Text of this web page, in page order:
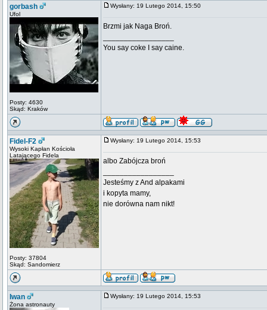
gorbash
Ufol
Posty: 4630
Skąd: Kraków
Wysłany: 19 Lutego 2014, 15:50
Brzmi jak Naga Broń.
You say coke I say caine.
Fidel-F2
Wysoki Kapłan Kościoła
Latającego Fidela
Posty: 37804
Skąd: Sandomierz
Wysłany: 19 Lutego 2014, 15:53
albo Zabójcza broń
Jesteśmy z And alpakami
i kopyta mamy,
nie dorówna nam nikt!
Iwan
Żona astronauty
Wysłany: 19 Lutego 2014, 15:53